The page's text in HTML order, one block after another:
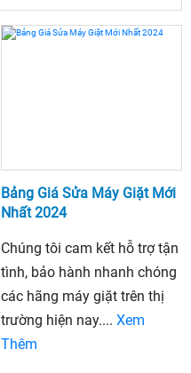
Bảng Giá Sửa Máy Giặt Mới
Nhất 2024
Chúng tôi cam kết hỗ trợ tận
tình, bảo hành nhanh chóng
các hãng máy giặt trên thị
trường hiện nay.... Xem
Thêm